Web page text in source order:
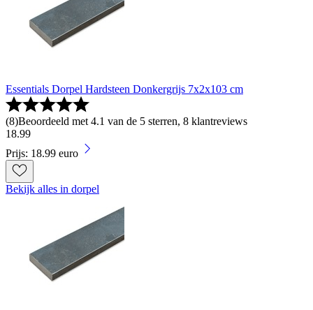
Essentials Dorpel Hardsteen Donkergrijs 7x2x103 cm
(8)Beoordeeld met 4.1 van de 5 sterren, 8 klantreviews
18.99
Prijs: 18.99 euro
Bekijk alles in dorpel